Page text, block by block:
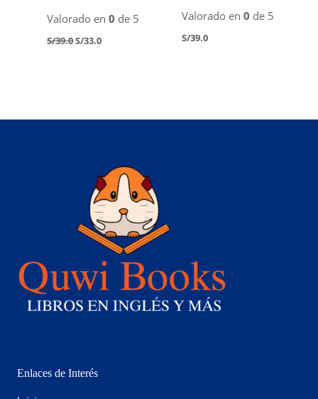
Valorado en0 de 5
S/39.0Original
S/33.0Current
Valorado en 0 de 5
S/39.0
Enlaces de Interés